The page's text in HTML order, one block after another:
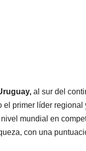
al sur del
el primer líder regional
mundial en
con una